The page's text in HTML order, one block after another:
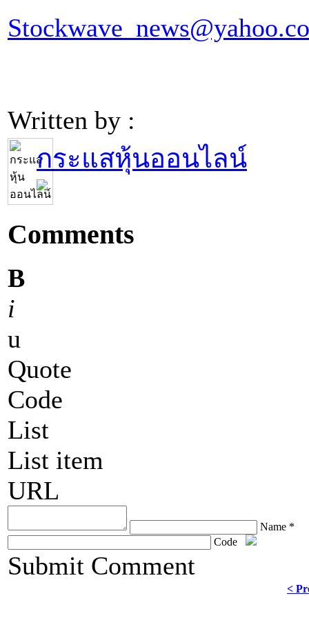
Written by :
กระแสหุ้นออนไลน์
Comments
B
i
u
Quote
Code
List
List item
URL
Name *
Code
Submit Comment
<